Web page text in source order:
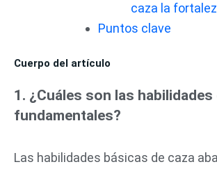
caza la
Puntos clave
Cuerpo del artículo
1. ¿Cuáles son las
fundamentales?
Las habilidades básicas de caza